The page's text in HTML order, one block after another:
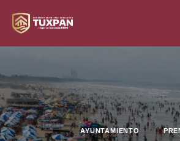
AYUNTAMIENTO